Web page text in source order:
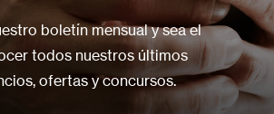
boletín mensual y sea el
todos nuestros últimos
ofertas y concursos.